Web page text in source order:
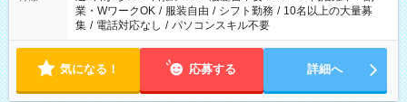
業・WワークOK / 服装自由 / シフト勤務 / 10名以上の大量募
集 / 電話対応なし / パソコンスキル不要
気になる！ 応募する 詳細へ